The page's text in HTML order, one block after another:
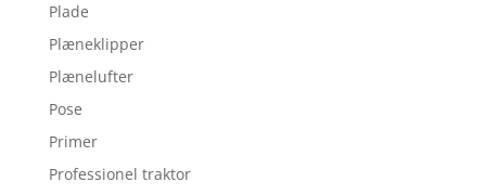
Plade
Plæneklipper
Plænelufter
Pose
Primer
Professionel traktor